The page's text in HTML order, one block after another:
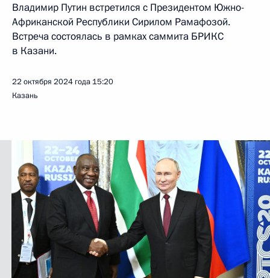
Владимир Путин встретился с Президентом Южно-
Африканской Республики Сирилом Рамафозой.
Встреча состоялась в рамках саммита БРИКС
в Казани.
22 октября 2024 года 15:20
Казань